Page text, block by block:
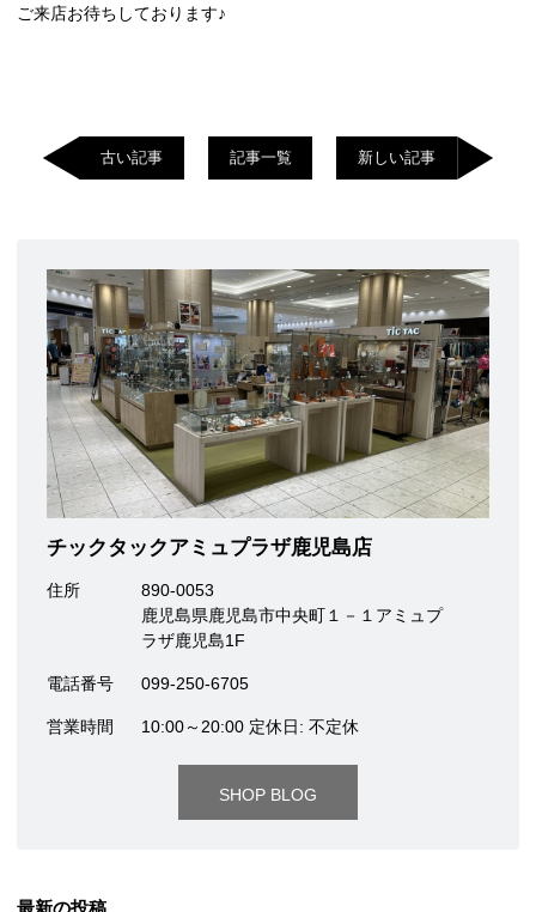
ご来店お待ちしております♪
古い記事 記事一覧 新しい記事
チックタックアミュプラザ鹿児島店
住所
890-0053
鹿児島県鹿児島市中央町１－１アミュプ
ラザ鹿児島1F
電話番号 099-250-6705
営業時間 10:00～20:00 定休日: 不定休
SHOP BLOG
最新の投稿